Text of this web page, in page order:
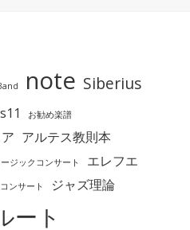
note Siberius
お勧め楽譜
アルテス教則本
ジックコンサート エレフエ
コンサート ジャズ理論
ート